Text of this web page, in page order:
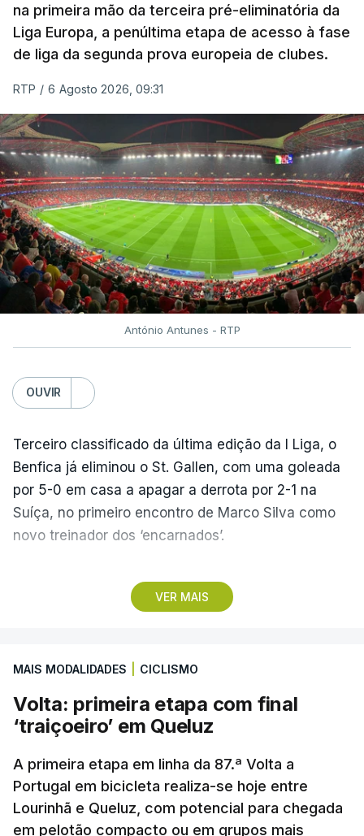
na primeira mão da terceira pré-eliminatória da
Liga Europa, a penúltima etapa de acesso à fase
de liga da segunda prova europeia de clubes.
RTP / 6 Agosto 2026, 09:31
António Antunes - RTP
OUVIR
VER MAIS
Terceiro classificado da última edição da I Liga, o
Benfica já eliminou o St. Gallen, com uma goleada
por 5-0 em casa a apagar a derrota por 2-1 na
Suíça, no primeiro encontro de Marco Silva como
novo treinador dos ‘encarnados’.
Pela frente, as ‘águias’ vão ter agora o vice-
campeão escocês, que tem o português Cláudio
de serem eliminados pelos austríacos do Sturm
Graz, com um agregado de 6-0.
Caso se qualifique, o Benfica vai encontrar outra
equipa relegada da ‘Champions’, o derrotado do
encontro entre Aarhus, campeão dinamarquês, ou
o Sabah, campeão do Azerbaijão, sendo que, em
caso de afastamento, os 'encarnados' caem para o
MAIS MODALIDADES CICLISMO
Volta: primeira etapa com final
‘traiçoeiro’ em Queluz
A primeira etapa em linha da 87.ª Volta a
Portugal em bicicleta realiza-se hoje entre
Lourinhã e Queluz, com potencial para chegada
em pelotão compacto ou em grupos mais